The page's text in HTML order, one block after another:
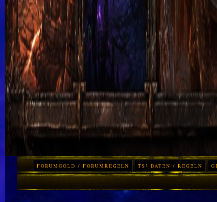
FORUMGOLD / FORUMREGELN TS³ DATEN / REGELN